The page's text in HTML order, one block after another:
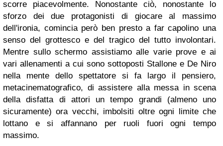
scorre piacevolmente. Nonostante ciò, nonostante lo
sforzo dei due protagonisti di giocare al massimo
dell'ironia, comincia però ben presto a far capolino una
senso del grottesco e del tragico del tutto involontari.
Mentre sullo schermo assistiamo alle varie prove e ai
vari allenamenti a cui sono sottoposti Stallone e De Niro
nella mente dello spettatore si fa largo il pensiero,
metacinematografico, di assistere alla messa in scena
della disfatta di attori un tempo grandi (almeno uno
sicuramente) ora vecchi, imbolsiti oltre ogni limite che
lottano e si affannano per ruoli fuori ogni tempo
massimo.